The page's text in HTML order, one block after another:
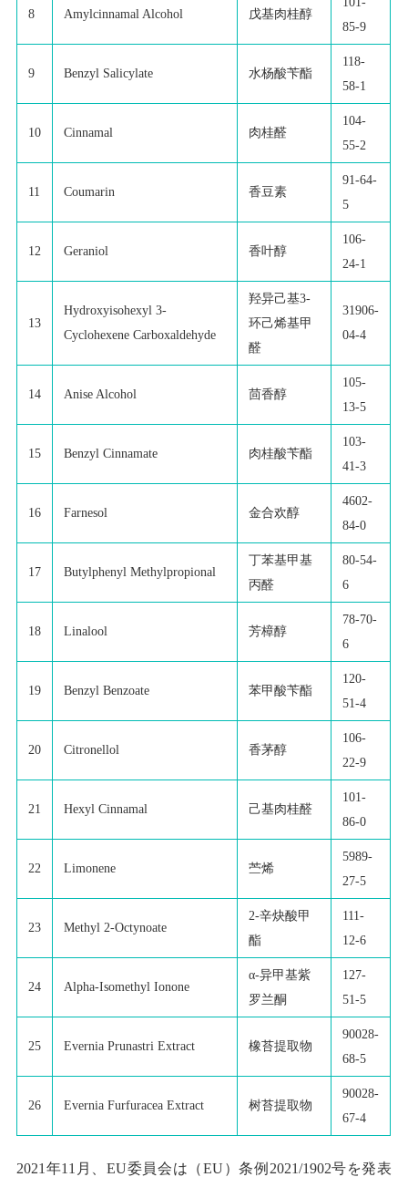
8 Amylcinnamal Alcohol 戊基肉桂醇
85-9
9 Benzyl Salicylate 水杨酸苄酯
118-
58-1
10 Cinnamal 肉桂醛
104-
55-2
11 Coumarin 香豆素
91-64-
5
12 Geraniol 香叶醇
106-
24-1
13
Hydroxyisohexyl 3-
Cyclohexene Carboxaldehyde
羟异己基3-
环己烯基甲
醛
31906-
04-4
14 Anise Alcohol 茴香醇
105-
13-5
15 Benzyl Cinnamate 肉桂酸苄酯
103-
41-3
16 Farnesol 金合欢醇
4602-
84-0
17 Butylphenyl Methylpropional
丁苯基甲基
丙醛
80-54-
6
18 Linalool 芳樟醇
78-70-
6
19 Benzyl Benzoate 苯甲酸苄酯
120-
51-4
20 Citronellol 香茅醇
106-
22-9
21 Hexyl Cinnamal 己基肉桂醛
101-
86-0
22 Limonene 苎烯
5989-
27-5
23 Methyl 2-Octynoate
2-辛炔酸甲
酯
111-
12-6
24 Alpha-Isomethyl Ionone
α-异甲基紫
罗兰酮
127-
51-5
25 Evernia Prunastri Extract 橡苔提取物
90028-
68-5
26 Evernia Furfuracea Extract 树苔提取物
90028-
67-4
2021年11月、EU委員会は（EU）条例2021/1902号を発表